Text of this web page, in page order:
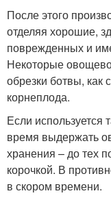
После этого
отделяя хорошие,
поврежденных и
Некоторые
обрезки ботвы, как
корнеплода.
Если используется
время выдержать
хранения – до тех
корочкой. В
в скором времени.